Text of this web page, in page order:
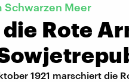
Schwarzen Meer
Rote
1921 marschiert die